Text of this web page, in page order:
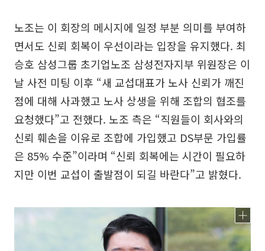
노조는 이 회장의 메시지에 일정 부분 의미를 부여하
면서도 신뢰 회복이 우선이라는 입장을 유지했다. 최
승호 삼성그룹 초기업노조 삼성전자지부 위원장은 이
날 사전 미팅 이후 “새 교섭대표가 노사 신뢰가 깨진
점에 대해 사과했고 노사 상생을 위해 조합의 협조를
요청했다”고 전했다. 노조 측은 “직원들이 회사와의
신뢰 훼손을 이유로 조합에 가입했고 DS부문 가입률
은 85% 수준”이라며 “신뢰 회복에는 시간이 필요하
지만 이번 교섭이 출발점이 되길 바란다”고 밝혔다.